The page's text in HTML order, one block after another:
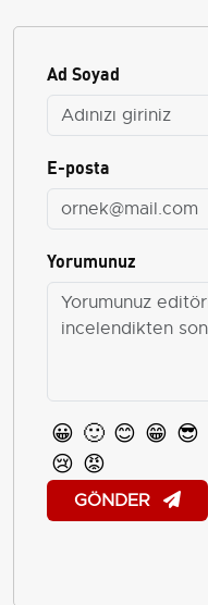
Ad Soyad
E-posta
Yorumunuz
😀 🙂 😊 😁 😎
😢 😡
GÖNDER